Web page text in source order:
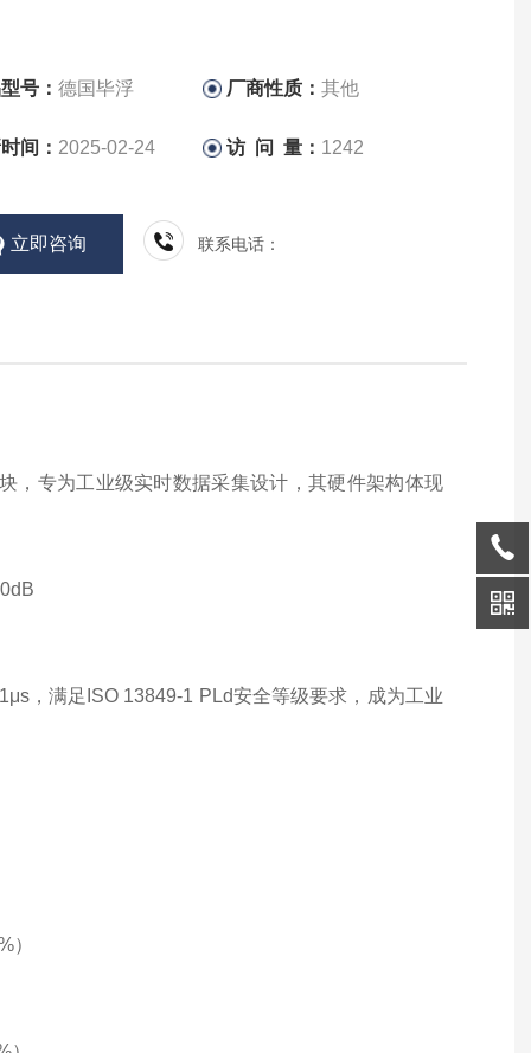
号： 德国毕浮 厂商性质：其他
间： 2025-02-24 访 问 量： 1242
立即咨询 联系电话：
，专为工业级实时数据采集设计，其硬件架构体现
，满足ISO 13849-1 PLd安全等级要求，成为工业
）